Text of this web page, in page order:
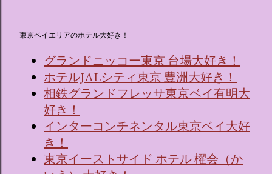
東京ベイエリアのホテル大好き！
グランドニッコー東京 台場大好き！
ホテルJALシティ東京 豊洲大好き！
相鉄グランドフレッサ東京ベイ有明大
好き！
インターコンチネンタル東京ベイ大好
き！
東京イーストサイド ホテル 櫂会（か